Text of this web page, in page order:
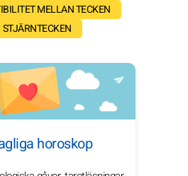
MELLAN TECKEN
STJÄRNTECKEN
horoskop